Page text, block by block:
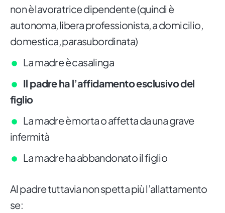
non è lavoratrice dipendente (quindi è
autonoma, libera professionista, a domicilio,
domestica, parasubordinata)
La madre è casalinga
Il padre ha l’affidamento esclusivo del
figlio
La madre è morta o affetta da una grave
infermità
La madre ha abbandonato il figlio
Al padre tuttavia non spetta più l’allattamento
se: